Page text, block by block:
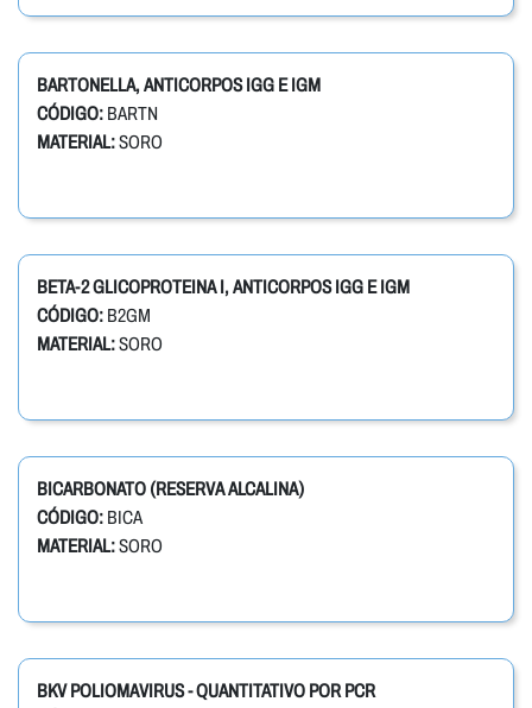
BARTONELLA, ANTICORPOS IGG E IGM
CÓDIGO: BARTN
MATERIAL:SORO
BETA-2 GLICOPROTEINA I, ANTICORPOS IGG E IGM
CÓDIGO: B2GM
MATERIAL:SORO
BICARBONATO (RESERVA ALCALINA)
CÓDIGO: BICA
MATERIAL:SORO
BKV POLIOMAVIRUS - QUANTITATIVO POR PCR